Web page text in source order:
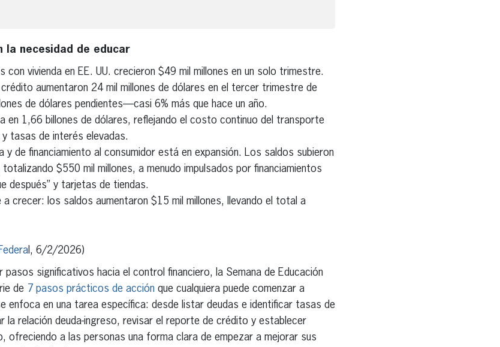
la necesidad de educar
con vivienda en EE. UU. crecieron $49 mil millones en un solo trimestre.
aumentaron 24 mil millones de dólares en el tercer trimestre de
de dólares pendientes—casi 6% más que hace un año.
en 1,66 billones de dólares, reflejando el costo continuo del transporte
tasas de interés elevadas.
y de financiamiento al consumidor está en expansión. Los saldos subieron
$550 mil millones, a menudo impulsados por financiamientos
después” y tarjetas de tiendas.
a crecer: los saldos aumentaron $15 mil millones, llevando el total a
l, 6/2/2026)
pasos significativos hacia el control financiero, la Semana de Educación
de7 pasos prácticos de acciónque cualquiera puede comenzar a
enfoca en una tarea específica: desde listar deudas e identificar tasas de
relación deuda-ingreso, revisar el reporte de crédito y establecer
ofreciendo a las personas una forma clara de empezar a mejorar sus